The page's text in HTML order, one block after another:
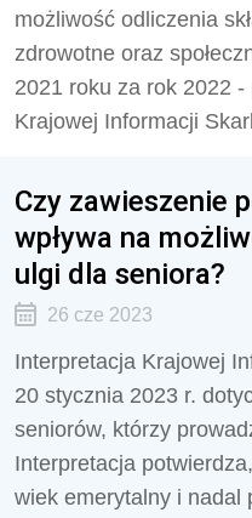
możliwość odliczenia
zdrowotne oraz
2021 roku za rok 2022 -
Krajowej Informacji
Czy zawieszenie
wpływa na
ulgi dla seniora?
26 cze 2023
Interpretacja Krajowej
20 stycznia 2023 r.
seniorów, którzy
Interpretacja
wiek emerytalny i nadal